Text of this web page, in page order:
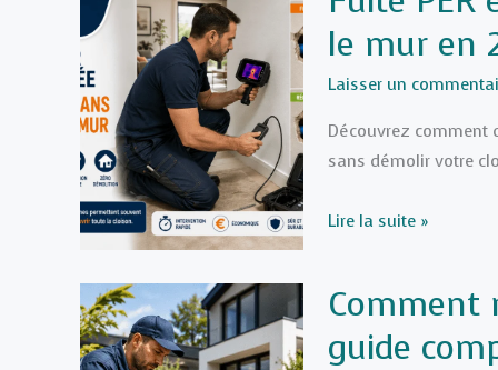
:
le
simple
pour
stopper
bruit
le mur en
Laisser un
Découvrez comment
sans démolir votre
Fuite
:
réparer
Lire la suite »
Comment
guide